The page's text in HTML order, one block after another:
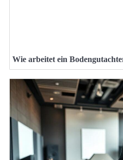
Wie arbeitet ein